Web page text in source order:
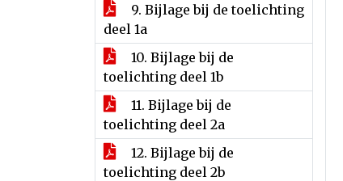
9. Bijlage bij de toelichting
deel 1a
10. Bijlage bij de
toelichting deel 1b
11. Bijlage bij de
toelichting deel 2a
12. Bijlage bij de
toelichting deel 2b